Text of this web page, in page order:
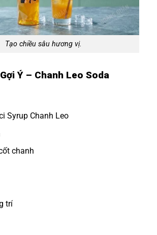
Tạo chiều sâu hương vị.
Ý – Chanh Leo Soda
Syrup Chanh Leo
chanh
trí